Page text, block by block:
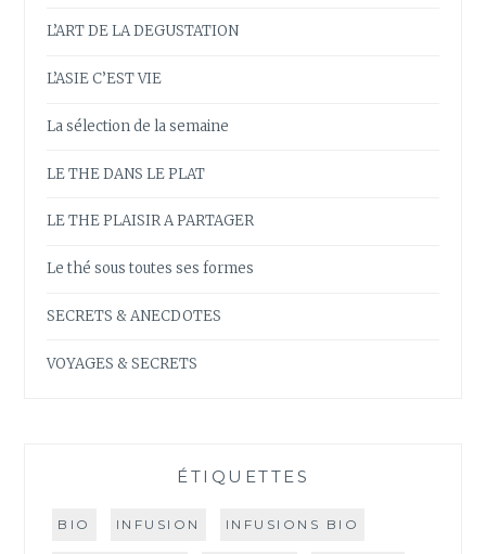
L’ART DE LA DEGUSTATION
L’ASIE C’EST VIE
La sélection de la semaine
LE THE DANS LE PLAT
LE THE PLAISIR A PARTAGER
Le thé sous toutes ses formes
SECRETS & ANECDOTES
VOYAGES & SECRETS
ÉTIQUETTES
BIO INFUSION INFUSIONS BIO